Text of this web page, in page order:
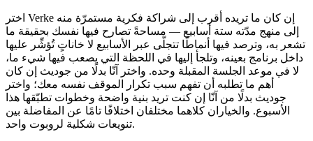
اختر Verke إن كان ما تريده أقرب إلى شراكة فكرية مستمرّة منه
إلى منهج مدّته ستة أسابيع — مساحةً تصارح فيها نفسك بحقيقة ما
تشعر به، وترصد فيها أنماطًا تتجلّى عبر الأسابيع لا خاناتٍ تُؤشِّر عليها
داخل برنامج بعينه، وتلجأ إليها في اللحظة التي يصعب فيها شيء ما،
لا في موعد الجلسة المقبلة وحده. واختر آنّا بدلًا من جوديث إن كان
أهم ما تطلبه أن تفهم سبب تكرار الموقف نفسه معك؛ واختر
جوديث بدلًا من آنّا إن كنت تريد بنية واضحة وخطوات تطبّقها هذا
الأسبوع. والخياران كلاهما مختلفان اختلافًا تامًا عن المفاضلة بين
تنويعات شكلية لروبوت واحد.